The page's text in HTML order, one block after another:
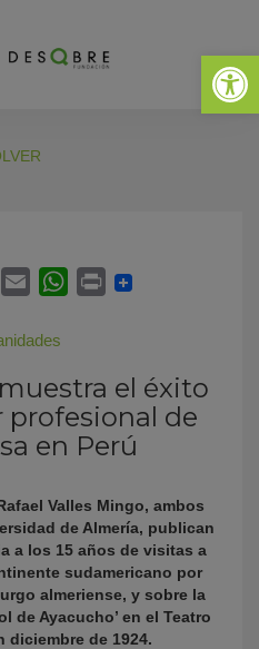
Abrir
el éxito
de
en Perú
Valles Mingo, ambos
de Almería, publican
a los 15 años de visitas a
sudamericano por
almeriense, y sobre la
de Ayacucho’ en el Teatro
diciembre de 1924.